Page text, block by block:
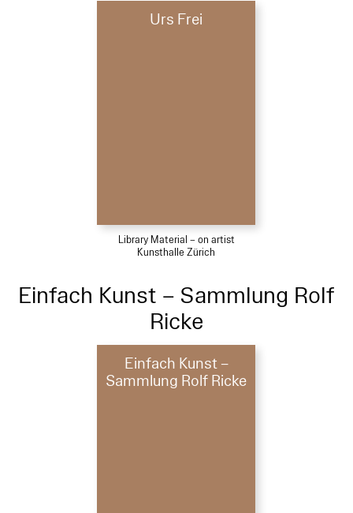
Urs Frei
Library Material – on artist
Kunsthalle Zürich
Einfach Kunst – Sammlung Rolf
Ricke
Einfach Kunst –
Sammlung Rolf Ricke